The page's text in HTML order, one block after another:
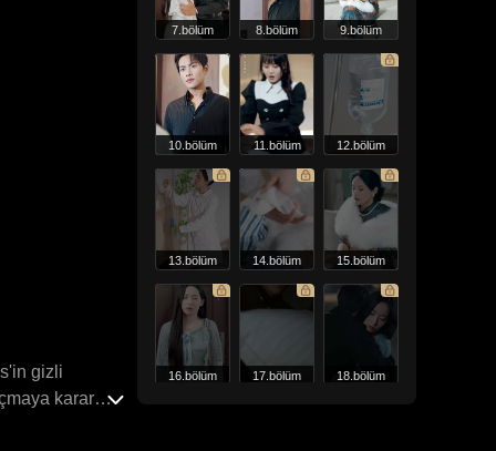
gizli
karar
7.bölüm 8.bölüm 9.bölüm
10.bölüm 11.bölüm 12.bölüm
13.bölüm 14.bölüm 15.bölüm
16.bölüm 17.bölüm 18.bölüm